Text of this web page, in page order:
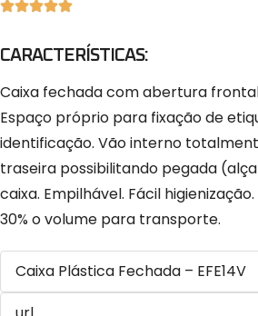
CARACTERÍSTICAS:
Caixa fechada com abertura
Espaço próprio para fixação de
identificação. Vão interno
traseira possibilitando pegada
caixa. Empilhável. Fácil
30% o volume para transporte.